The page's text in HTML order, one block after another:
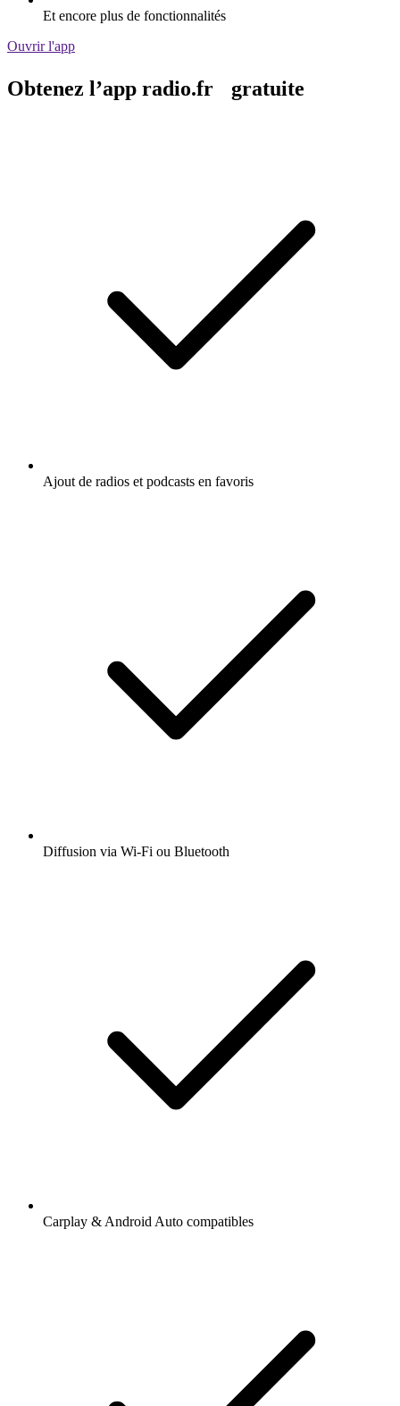
Et encore plus de fonctionnalités
Ouvrir l'app
Obtenez l’app radio.fr gratuite
Ajout de radios et podcasts en favoris
Diffusion via Wi-Fi ou Bluetooth
Carplay & Android Auto compatibles